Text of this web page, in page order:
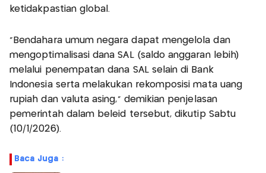
ketidakpastian global.
“Bendahara umum negara dapat mengelola dan
mengoptimalisasi dana SAL (saldo anggaran lebih)
melalui penempatan dana SAL selain di Bank
Indonesia serta melakukan rekomposisi mata uang
rupiah dan valuta asing,” demikian penjelasan
pemerintah dalam beleid tersebut, dikutip Sabtu
(10/1/2026).
Baca Juga :